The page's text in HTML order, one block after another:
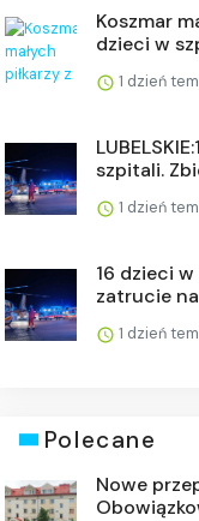
Koszmar
dzieci w
1 dzień
szpitali.
1 dzień
16 dzieci
zatrucie na
1 dzień
Polecane
Nowe